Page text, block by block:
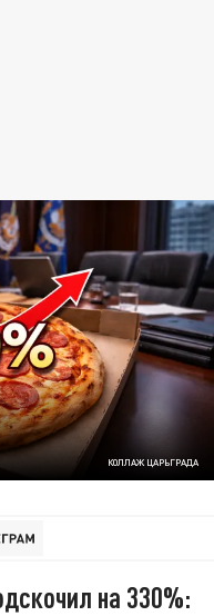
КОЛЛАЖ ЦАРЬГРАДА
на 330%: